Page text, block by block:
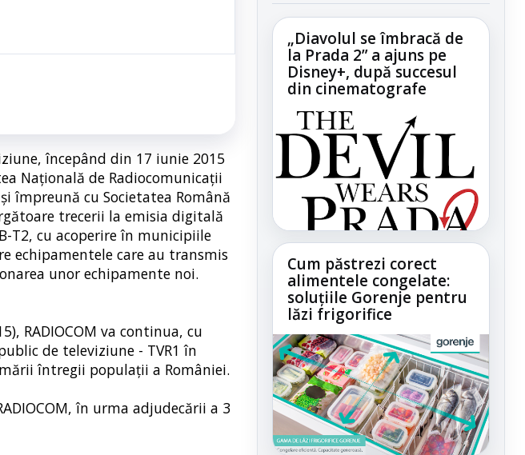
începând din 17 iunie 2015
Naţională de Radiocomunicaţii
împreună cu Societatea Română
trecerii la emisia digitală
T2, cu acoperire în municipiile
echipamentele care au transmis
unor echipamente noi.
RADIOCOM va continua, cu
de televiziune - TVR1 în
întregii populaţii a României.
în urma adjudecării a 3
„Diavolul se îmbracă de
la Prada 2” a ajuns pe
Disney+, după succesul
din cinematografe
Cum păstrezi corect
alimentele congelate:
soluțiile Gorenje pentru
lăzi frigorifice